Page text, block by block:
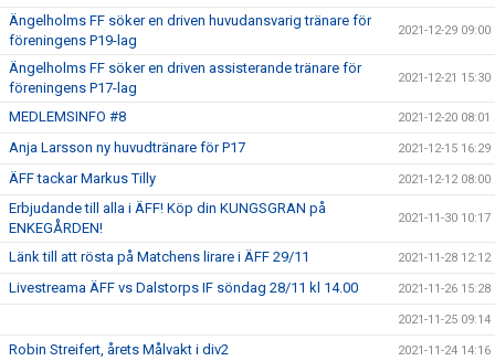
Ängelholms FF söker en driven huvudansvarig tränare för
föreningens P19-lag
2021-12-29 09:00
Ängelholms FF söker en driven assisterande tränare för
föreningens P17-lag
2021-12-21 15:30
MEDLEMSINFO #8 2021-12-20 08:01
Anja Larsson ny huvudtränare för P17 2021-12-15 16:29
ÄFF tackar Markus Tilly 2021-12-12 08:00
Erbjudande till alla i ÄFF! Köp din KUNGSGRAN på
ENKEGÅRDEN!
2021-11-30 10:17
Länk till att rösta på Matchens lirare i ÄFF 29/11 2021-11-28 12:12
Livestreama ÄFF vs Dalstorps IF söndag 28/11 kl 14.00 2021-11-26 15:28
2021-11-25 09:14
Robin Streifert, årets Målvakt i div2 2021-11-24 14:16